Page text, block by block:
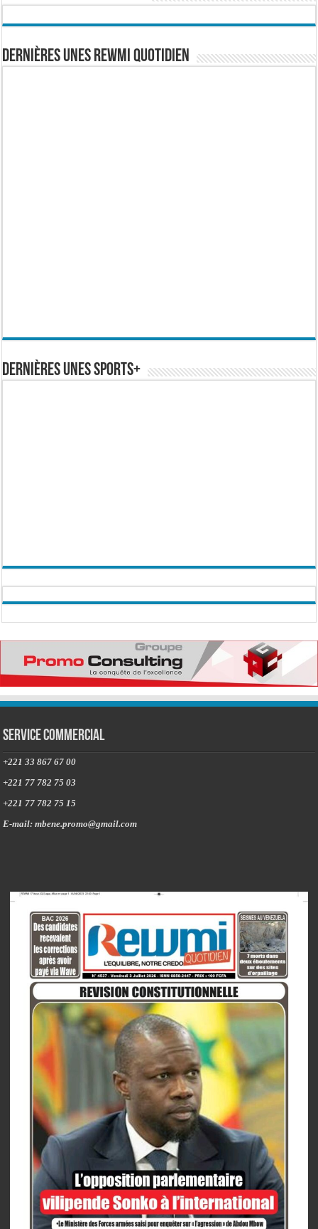
Dernières Unes Rewmi Quotidien
Dernières Unes Sports+
Service commercial
+221 33 867 67 00
+221 77 782 75 03
+221 77 782 75 15
E-mail: mbene.promo@gmail.com